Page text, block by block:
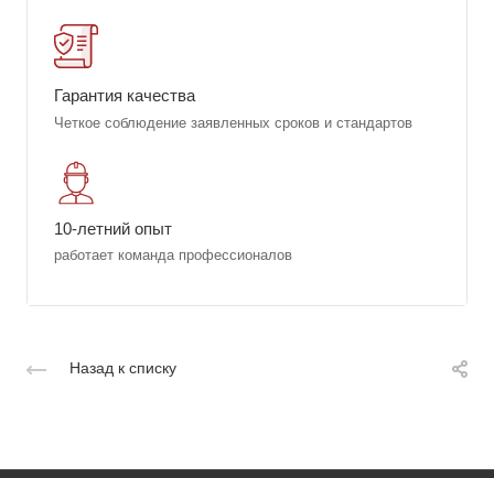
Гарантия качества
Четкое соблюдение заявленных сроков и стандартов
10-летний опыт
работает команда профессионалов
Назад к списку